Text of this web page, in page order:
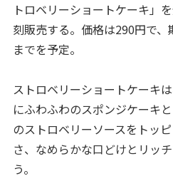
トロベリーショートケーキ」
刻販売する。価格は290円で
までを予定。
ストロベリーショートケーキ
にふわふわのスポンジケーキ
のストロベリーソースをトッ
さ、なめらかな口どけとリッ
う。